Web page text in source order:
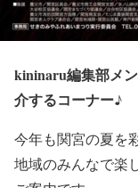
kininaru編集部メ
介するコーナー♪
今年も関宮の夏を
地域のみんなで楽